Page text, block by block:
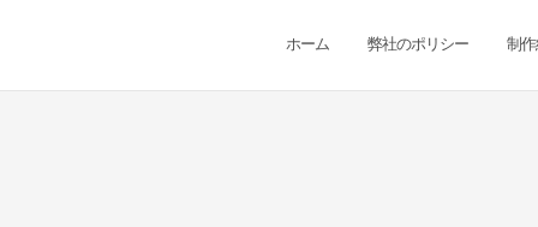
ホーム 弊社のポリシー 制